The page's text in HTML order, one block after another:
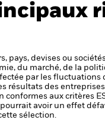
pays, devises ou
du marché, de la
par les
résultats des
aux critères
avoir un effet
sélection.